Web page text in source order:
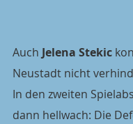
Auch Jelena Stekic
Neustadt nicht
In den zweiten
dann hellwach: Die